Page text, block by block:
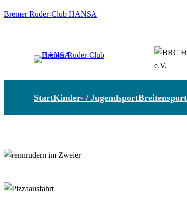
Zum
Bremer Ruder-Club HANSA
StartKinder- / JugendsportBreitensport